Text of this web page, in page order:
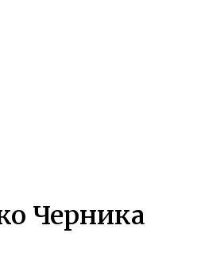
Черника